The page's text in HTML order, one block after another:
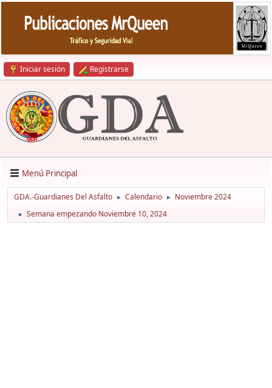
Iniciar sesión Registrarse
Menú Principal
GDA.-Guardianes Del Asfalto ► Calendario ► Noviembre 2024
► Semana empezando Noviembre 10, 2024